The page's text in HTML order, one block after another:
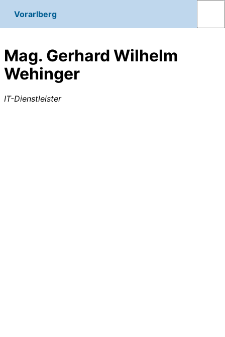
Vorarlberg
Mag. Gerhard Wilhelm
Wehinger
IT-Dienstleister